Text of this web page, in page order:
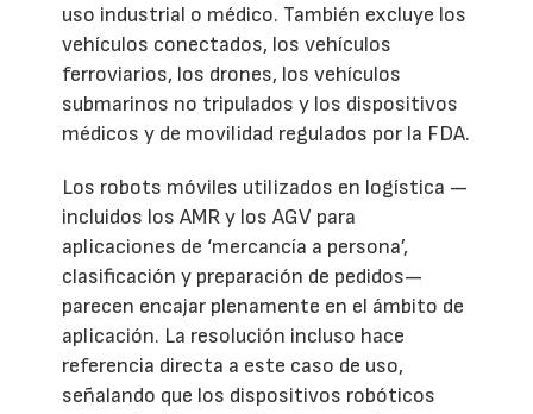
uso industrial o médico. También excluye los
vehículos conectados, los vehículos
ferroviarios, los drones, los vehículos
submarinos no tripulados y los dispositivos
médicos y de movilidad regulados por la FDA.
Los robots móviles utilizados en logística —
incluidos los AMR y los AGV para
aplicaciones de ‘mercancía a persona’,
clasificación y preparación de pedidos—
parecen encajar plenamente en el ámbito de
aplicación. La resolución incluso hace
referencia directa a este caso de uso,
señalando que los dispositivos robóticos